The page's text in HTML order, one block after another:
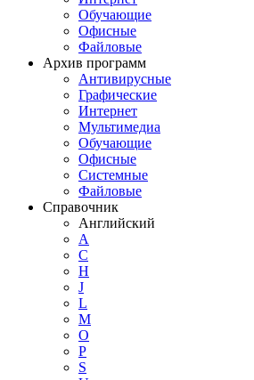
Обучающие
Офисные
Файловые
Архив программ
Антивирусные
Графические
Интернет
Мультимедиа
Обучающие
Офисные
Системные
Файловые
Справочник
Английский
A
C
H
J
L
M
O
P
S